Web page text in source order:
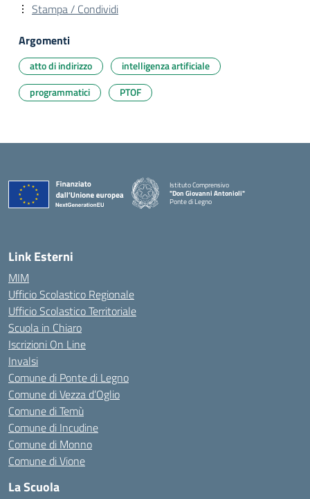
Stampa / Condividi
Argomenti
atto di indirizzo
intelligenza artificiale
programmatici
PTOF
Istituto Comprensivo
"Don Giovanni Antonioli"
Ponte di Legno
— Visita la pagina iniziale della scuola
Link Esterni
MIM
Ufficio Scolastico Regionale
Ufficio Scolastico Territoriale
Scuola in Chiaro
Iscrizioni On Line
Invalsi
Comune di Ponte di Legno
Comune di Vezza d’Oglio
Comune di Temù
Comune di Incudine
Comune di Monno
Comune di Vione
La Scuola